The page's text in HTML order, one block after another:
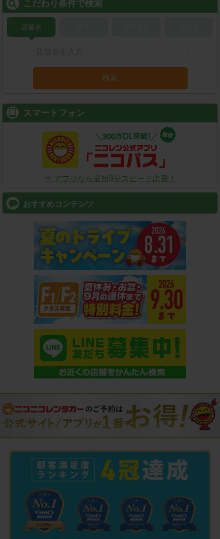
こだわり条件で検索
店舗名
検索
スマートフォン
⇒ アプリなら最短3分スピード出発！
おすすめコンテンツ